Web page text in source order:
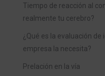
Tiempo de reacción al
realmente tu cerebro?
¿Qué es la evaluación de
empresa la necesita?
Prelación en la vía